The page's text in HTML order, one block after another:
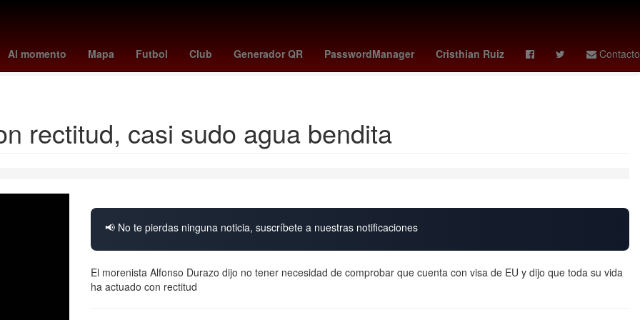
Al momento Mapa Futbol Club Generador QR PasswordManager Cristhian Ruiz Contacto
tigers - blue jays a que hora juega pumas vs pachuca swatch x ap guardians - reds
vota la casa de los famosos mexico
rectitud, casi sudo agua bendita
📢 No te pierdas ninguna noticia, suscríbete a nuestras notificaciones
El morenista Alfonso Durazo dijo no tener necesidad de comprobar que cuenta con visa de EU y dijo que toda su vida
ha actuado con rectitud